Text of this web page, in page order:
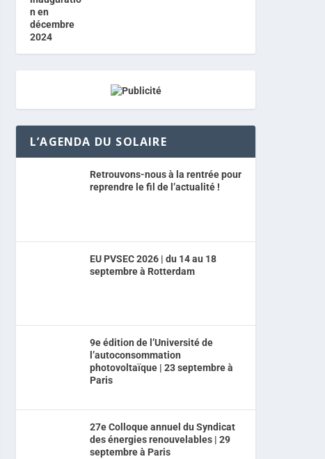
L’AGENDA DU SOLAIRE
Retrouvons-nous à la rentrée pour
reprendre le fil de l’actualité !
EU PVSEC 2026 | du 14 au 18
septembre à Rotterdam
9e édition de l’Université de
l’autoconsommation
photovoltaïque | 23 septembre à
Paris
27e Colloque annuel du Syndicat
des énergies renouvelables | 29
septembre à Paris